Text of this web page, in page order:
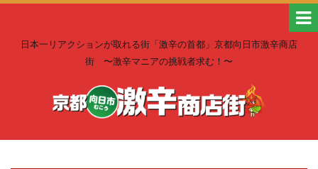
日本一リアクションが取れる街「激辛の首都」京都向日市激辛商店
街 〜激辛マニアの挑戦者求む！〜